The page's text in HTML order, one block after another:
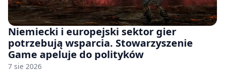
Niemiecki i europejski sektor gier
potrzebują wsparcia. Stowarzyszenie
Game apeluje do polityków
7 sie 2026